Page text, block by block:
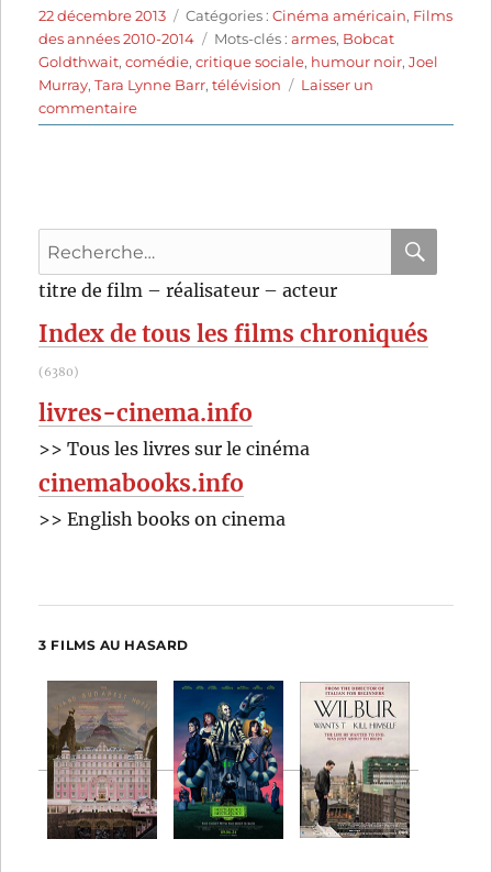
Publié
le
22 décembre 2013 Catégories
Catégories :Cinéma américain, Films
des années 2010-2014
Étiquettes
Mots-clés :armes, Bobcat
Goldthwait,comédie,critique sociale, humour noir,Joel
Murray,Tara Lynne Barr,télévision
Laisser un
commentairesur
God
Bobcat
Recherche
pour
titre de film – réalisateur – acteur
Index de tous les films chroniqués
(6380)
livres-cinema.info
>> Tous les livres sur le cinéma
cinemabooks.info
>> English books on cinema
3 FILMS AU HASARD